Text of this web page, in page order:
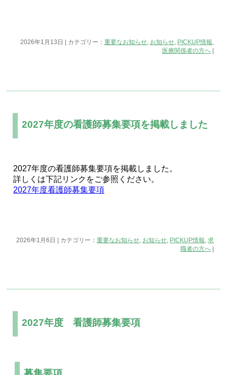
2026年1月13日 | カテゴリー：重要なお知らせ お知らせ PICKUP情報
医療関係者の方へ |
2027年度の看護師募集要項を掲載しました
2027年度の看護師募集要項を掲載しました。
詳しくは下記リンクをご参照ください。
2027年度看護師募集要項
2026年1月6日 | カテゴリー：重要なお知らせ お知らせ PICKUP情報 ,求
職者の方へ |
2027年度 看護師募集要項